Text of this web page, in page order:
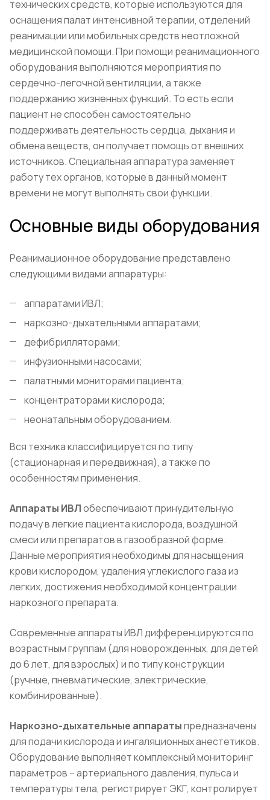
технических средств, которые используются для
оснащения палат интенсивной терапии, отделений
реанимации или мобильных средств неотложной
медицинской помощи. При помощи реанимационного
оборудования выполняются мероприятия по
сердечно-легочной вентиляции, а также
поддержанию жизненных функций. То есть если
пациент не способен самостоятельно
поддерживать деятельность сердца, дыхания и
обмена веществ, он получает помощь от внешних
источников. Специальная аппаратура заменяет
работу тех органов, которые в данный момент
времени не могут выполнять свои функции.
Основные виды оборудования
Реанимационное оборудование представлено
следующими видами аппаратуры:
аппаратами ИВЛ;
наркозно-дыхательными аппаратами;
дефибрилляторами;
инфузионными насосами;
палатными мониторами пациента;
концентраторами кислорода;
неонатальным оборудованием.
Вся техника классифицируется по типу
(стационарная и передвижная), а также по
особенностям применения.
Аппараты ИВЛобеспечивают принудительную
подачу в легкие пациента кислорода, воздушной
смеси или препаратов в газообразной форме.
Данные мероприятия необходимы для насыщения
крови кислородом, удаления углекислого газа из
легких, достижения необходимой концентрации
наркозного препарата.
Современные аппараты ИВЛ дифференцируются по
возрастным группам (для новорожденных, для детей
до 6 лет, для взрослых) и по типу конструкции
(ручные, пневматические, электрические,
комбинированные).
Наркозно-дыхательные аппаратыпредназначены
для подачи кислорода и ингаляционных анестетиков.
Оборудование выполняет комплексный мониторинг
параметров – артериального давления, пульса и
температуры тела, регистрирует ЭКГ, контролирует